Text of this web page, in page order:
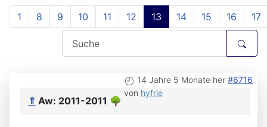
1 8 9 10 11 12 13 14 15 16 17
14 Jahre 5 Monate her #6716
von hyfrie
⇑ Aw: 2011-2011 🌳